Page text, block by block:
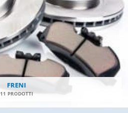
FRENI
11 PRODOTTI